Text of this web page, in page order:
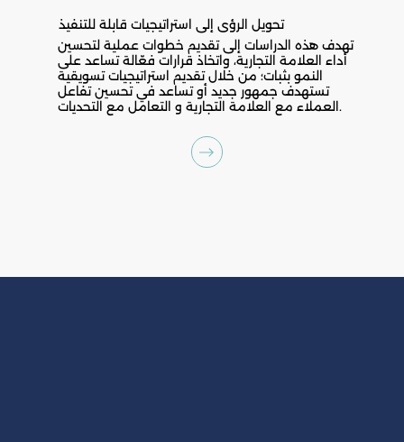
تحويل الرؤى إلى استراتيجيات قابلة للتنفيذ
تهدف هذه الدراسات إلى تقديم خطوات عملية لتحسين
أداء العلامة التجارية، واتخاذ قرارات فعّالة تساعد على
النمو بثبات؛ من خلال تقديم استراتيجيات تسويقية
تستهدف جمهور جديد أو تساعد في تحسين تفاعل
العملاء مع العلامة التجارية و التعامل مع التحديات.